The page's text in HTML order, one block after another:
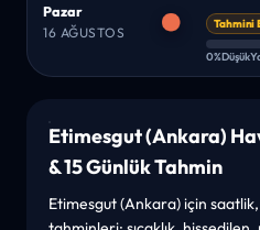
Pazar
16 AĞUSTOS
Tahmini
0%Düşük
Etimesgut (Ankara)
& 15 Günlük Tahmin
Etimesgut (Ankara) için